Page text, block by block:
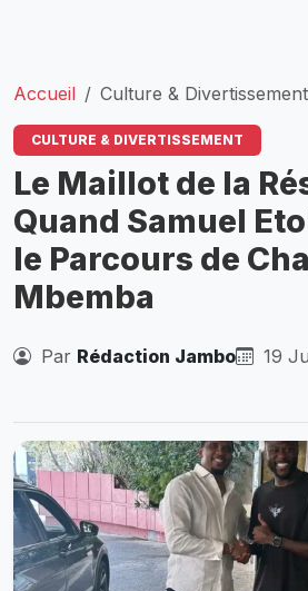
Accueil Culture & Divertissement
CULTURE & DIVERTISSEMENT
Le Maillot de la
Quand Samuel
le Parcours de
Mbemba
Par Rédaction Jambo 19